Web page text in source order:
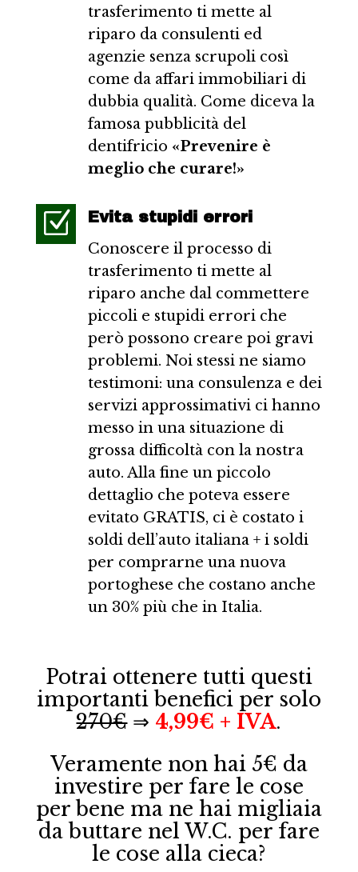
trasferimento ti mette al
riparo da consulenti ed
agenzie senza scrupoli così
come da affari immobiliari di
dubbia qualità. Come diceva la
famosa pubblicità del
dentifricio «Prevenire è
meglio che curare!»
Z
Evita stupidi errori
Conoscere il processo di
trasferimento ti mette al
riparo anche dal commettere
piccoli e stupidi errori che
però possono creare poi gravi
problemi. Noi stessi ne siamo
testimoni: una consulenza e dei
servizi approssimativi ci hanno
messo in una situazione di
grossa difficoltà con la nostra
auto. Alla fine un piccolo
dettaglio che poteva essere
evitato GRATIS, ci è costato i
soldi dell’auto italiana + i soldi
per comprarne una nuova
portoghese che costano anche
un 30% più che in Italia.
Potrai ottenere tutti questi
importanti benefici per solo
270€⇒ 4,99€ + IVA.
Veramente non hai 5€ da
investire per fare le cose
per bene ma ne hai migliaia
da buttare nel W.C. per fare
le cose alla cieca?